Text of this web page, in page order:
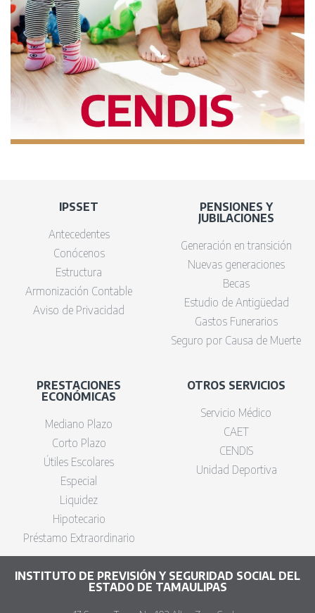
IPSSET
Antecedentes
Conócenos
Estructura
Armonización Contable
Aviso de Privacidad
PENSIONES Y
JUBILACIONES
Generación en transición
Nuevas generaciones
Becas
Estudio de Antigüedad
Gastos Funerarios
Seguro por Causa de Muerte
PRESTACIONES
ECONÓMICAS
Mediano Plazo
Corto Plazo
Útiles Escolares
Especial
Liquidez
Hipotecario
Préstamo Extraordinario
OTROS SERVICIOS
Servicio Médico
CAET
CENDIS
Unidad Deportiva
INSTITUTO DE PREVISIÓN Y SEGURIDAD SOCIAL DEL
ESTADO DE TAMAULIPAS